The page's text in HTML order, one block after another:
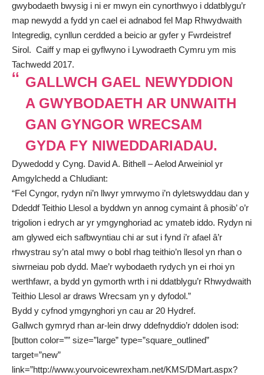
gwybodaeth bwysig i ni er mwyn ein cynorthwyo i ddatblygu’r
map newydd a fydd yn cael ei adnabod fel Map Rhwydwaith
Integredig, cynllun cerdded a beicio ar gyfer y Fwrdeistref
Sirol. Caiff y map ei gyflwyno i Lywodraeth Cymru ym mis
Tachwedd 2017.
GALLWCH GAEL NEWYDDION
A GWYBODAETH AR UNWAITH
GAN GYNGOR WRECSAM
GYDA FY NIWEDDARIADAU.
Dywedodd y Cyng. David A. Bithell – Aelod Arweiniol yr
Amgylchedd a Chludiant:
“Fel Cyngor, rydyn ni’n llwyr ymrwymo i’n dyletswyddau dan y
Ddeddf Teithio Llesol a byddwn yn annog cymaint â phosib’ o’r
trigolion i edrych ar yr ymgynghoriad ac ymateb iddo. Rydyn ni
am glywed eich safbwyntiau chi ar sut i fynd i’r afael â’r
rhwystrau sy’n atal mwy o bobl rhag teithio’n llesol yn rhan o
siwrneiau pob dydd. Mae’r wybodaeth rydych yn ei rhoi yn
werthfawr, a bydd yn gymorth wrth i ni ddatblygu’r Rhwydwaith
Teithio Llesol ar draws Wrecsam yn y dyfodol.”
Bydd y cyfnod ymgynghori yn cau ar 20 Hydref.
Gallwch gymryd rhan ar-lein drwy ddefnyddio’r ddolen isod:
[button color=”” size=”large” type=”square_outlined”
target=”new”
link=”http://www.yourvoicewrexham.net/KMS/DMart.aspx?